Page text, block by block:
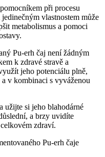
při procesu
vlastnostem může
metabolismus a pomoci
Pu-erh čaj není žádným
k zdravé stravě a
jeho potenciálu plně,
v kombinaci s vyváženou
užijte si jeho blahodárné
a brzy uvidíte
zdraví.